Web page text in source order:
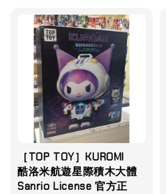
［TOP TOY］KUROMI
酷洛米航遊星際積木大體
Sanrio License 官方正